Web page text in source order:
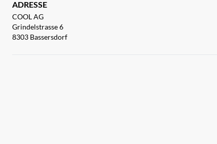
ADRESSE
COOL AG
Grindelstrasse 6
8303 Bassersdorf